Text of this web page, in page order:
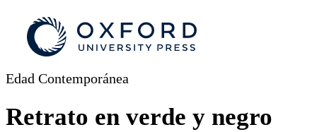
Edad Contemporánea
Retrato en verde y negro